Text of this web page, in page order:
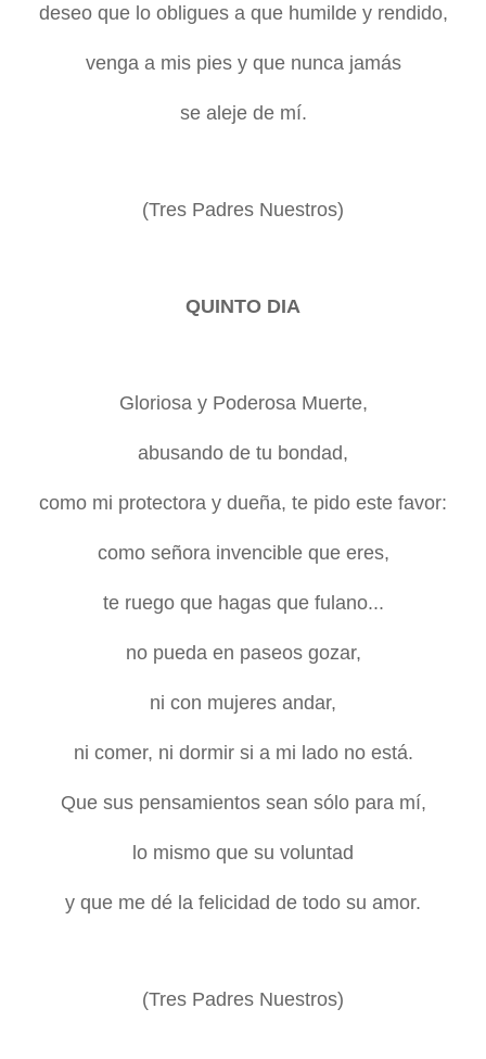
deseo que lo obligues a que humilde y rendido,
venga a mis pies y que nunca jamás
se aleje de mí.
(Tres Padres Nuestros)
QUINTO DIA
Gloriosa y Poderosa Muerte,
abusando de tu bondad,
como mi protectora y dueña, te pido este favor:
como señora invencible que eres,
te ruego que hagas que fulano...
no pueda en paseos gozar,
ni con mujeres andar,
ni comer, ni dormir si a mi lado no está.
Que sus pensamientos sean sólo para mí,
lo mismo que su voluntad
y que me dé la felicidad de todo su amor.
(Tres Padres Nuestros)